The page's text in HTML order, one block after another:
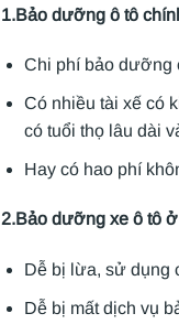
1.Bảo dưỡng ô tô
Chi phí bảo dưỡng
Có nhiều tài xế có
có tuổi thọ lâu dài
Hay có hao phí
2.Bảo dưỡng xe ô tô
Dễ bị lừa, sử dụng
Dễ bị mất dịch vụ